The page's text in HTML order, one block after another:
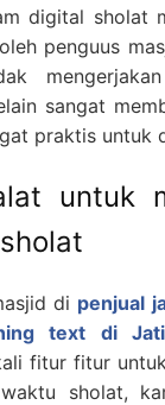
digital sholat
penguus
sangat
praktis untuk
untuk
di penjual
text di
fitur fitur
sholat,